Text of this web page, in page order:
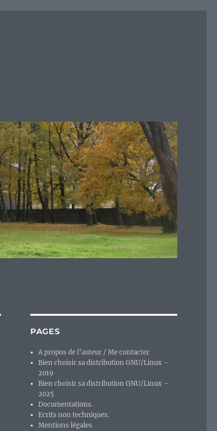
PAGES
A propos de l’auteur / Me contacter
Bien choisir sa distribution GNU/Linux –
2019
Bien choisir sa distribution GNU/Linux –
2025
Documentations.
Ecrits non techniques.
Mentions légales